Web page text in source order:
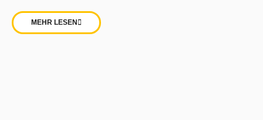
MEHR LESEN